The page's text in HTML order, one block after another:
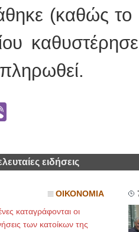
(καθώς
ειδήσεις
ΟΙΚΟΝΟΜΙΑ
καταγράφονται οι
των κατοίκων της